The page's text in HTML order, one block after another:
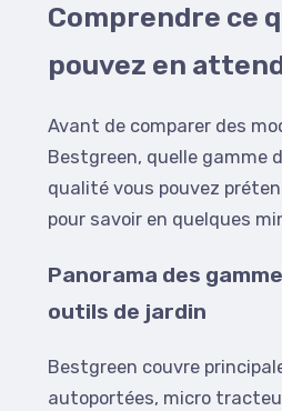
Comprendre ce
pouvez en
Avant de comparer des
Bestgreen, quelle gamme
qualité vous pouvez
pour savoir en quelques
Panorama des
outils de jardin
Bestgreen couvre
autoportées, micro